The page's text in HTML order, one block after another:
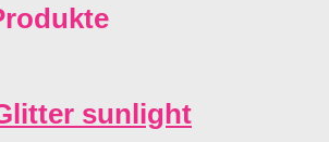
sunlight